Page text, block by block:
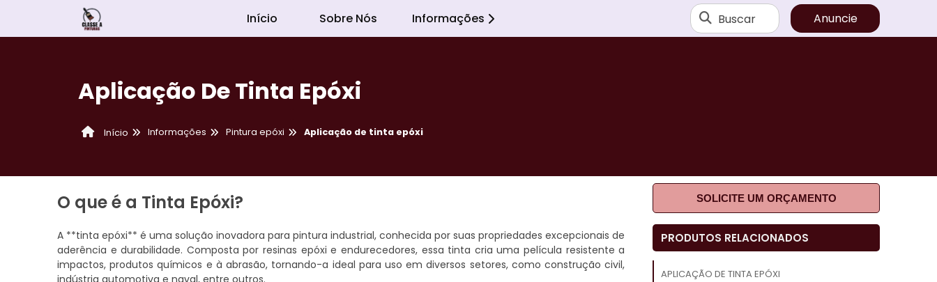
Início Sobre Nós Informações Buscar Anuncie
Aplicação De Tinta Epóxi
Início Informações Pintura epóxi Aplicação de tinta epóxi
O que é a Tinta Epóxi?
A **tinta epóxi** é uma solução inovadora para pintura industrial, conhecida por suas propriedades excepcionais de
aderência e durabilidade. Composta por resinas epóxi e endurecedores, essa tinta cria uma película resistente a
impactos, produtos químicos e à abrasão, tornando-a ideal para uso em diversos setores, como construção civil,
indústria automotiva e naval, entre outros.
SOLICITE UM ORÇAMENTO
PRODUTOS RELACIONADOS
APLICAÇÃO DE TINTA EPÓXI